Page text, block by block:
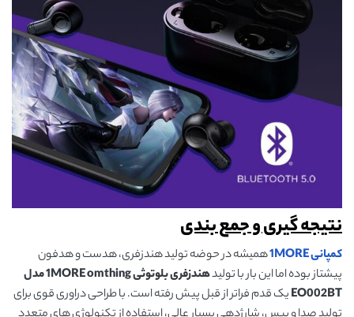
نتیجه گیری و جمع بندی
کمپانی1MOREهمیشه در حوضه تولید هندزفری، هدست و هدفون
پیشتاز بوده اما این بار با تولیدهندزفری بلوتوثی 1MORE omthing مدل
EO002BTیک قدم فراتر از قبل پیش رفته است. با طراحی دراوری قوی برای